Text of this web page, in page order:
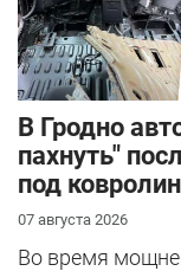
В Гродно
пахнуть"
под
07 августа 2026
Во время